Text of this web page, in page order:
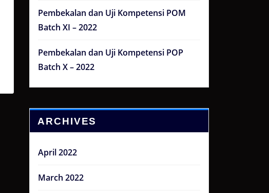
Pembekalan dan Uji Kompetensi POM
Batch XI – 2022
Pembekalan dan Uji Kompetensi POP
Batch X – 2022
ARCHIVES
April 2022
March 2022